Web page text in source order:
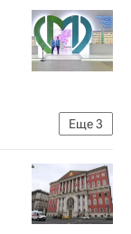
Еще3